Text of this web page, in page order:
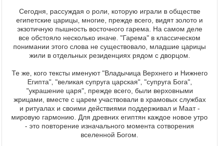
Сегодня, рассуждая о роли, которую играли в обществе
египетские царицы, многие, прежде всего, видят золото и
экзотичную пышность восточного гарема. На самом деле
все обстояло несколько иначе. "Гарема" в классическом
понимании этого слова не существовало, младшие царицы
жили в отдельных резиденциях рядом с дворцом.
Те же, кого тексты именуют "Владычица Верхнего и Нижнего
Египта", "великая супруга царская", "супруга Бога",
"украшение царя", прежде всего, были верховными
жрицами, вместе с царем участвовали в храмовых службах
и ритуалах и своими действиями поддерживал и Маат -
мировую гармонию. Для древних египтян каждое новое утро
- это повторение изначального момента сотворения
вселенной Богом.